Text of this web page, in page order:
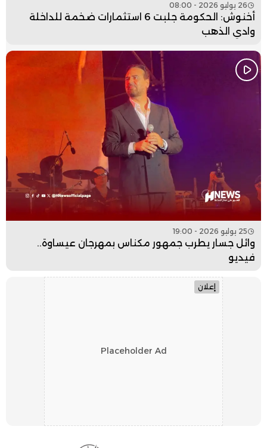
26 يوليو 2026 - 08:00
أخنوش: الحكومة جلبت 6 استثمارات ضخمة للداخلة
وادي الذهب
25 يوليو 2026 - 19:00
وائل جسار يطرب جمهور مكناس بمهرجان عيساوة..
فيديو
إعلان
Placeholder Ad